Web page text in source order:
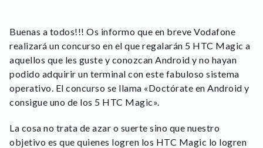
Buenas a todos!!! Os informo que en breve Vodafone
realizará un concurso en el que regalarán 5 HTC Magic a
aquellos que les guste y conozcan Android y no hayan
podido adquirir un terminal con este fabuloso sistema
operativo. El concurso se llama «Doctórate en Android y
consigue uno de los 5 HTC Magic».
La cosa no trata de azar o suerte sino que nuestro
objetivo es que quienes logren los HTC Magic lo logren